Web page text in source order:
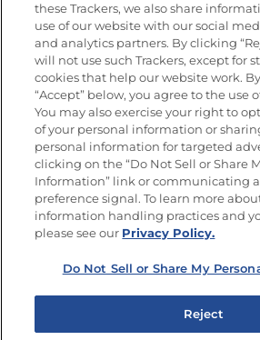
Únete a La Cocina
Recibe Nuevas Recetas, Ofertas
Promociones
Email(Obligatorio)
SÍGUENOS EN LAS REDES
Política de
these Trackers, we also share
use of our website with our social
and analytics partners. By clicking
will not use such Trackers, except for
cookies that help our website work.
“Accept” below, you agree to the use
You may also exercise your right to
of your personal information or
personal information for targeted
clicking on the “Do Not Sell or Share
Information” link or communicating
preference signal. To learn more
information handling practices and
please see our Privacy Policy.
Do Not Sell or Share My
Reject